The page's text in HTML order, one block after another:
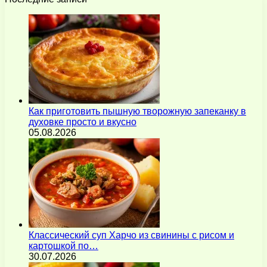
Как приготовить пышную творожную запеканку в
духовке просто и вкусно
05.08.2026
Классический суп Харчо из свинины с рисом и
картошкой по…
30.07.2026